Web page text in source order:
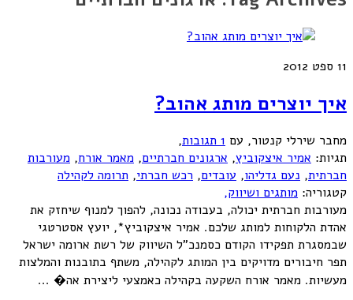
11 ספט 2012
איך יוצרים מותג אהוב?
מחבר שירלי קנטור, עם 1 תגובות ,
קטגוריה: מותגים ושיווק,
תגיות: אמיר איצקוביץ, ארגונים חברתיים, מאמר אורח, מעורבות
חברתית, נעם גדליהו, עובדים, רכש חברתי, תרומה לקהילה
מעורבות חברתית יכולה, בעבודה נכונה, להפוך למנוף שיחזק את
אהדת הלקוחות למותג שלכם. אמיר איצקוביץ*, יועץ אסטרטגי
שבמסגרת תפקידו הקודם כסמנכ"ל השיווק של רשת ארומה ישראל
תפר חיבורים מדויקים בין המותג לקהילה, משתף בתובנות והמלצות
מעשיות. מאמר אורח השקעה בקהילה כאמצעי ליצירת אה� ...